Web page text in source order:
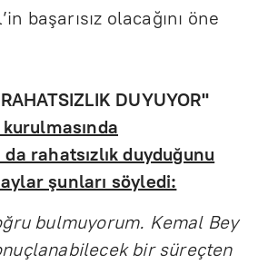
başarısız olacağını öne
DUYUYOR"
rahatsızlık duyduğunu
şunları söyledi:
bulmuyorum. Kemal Bey
bir süreçten